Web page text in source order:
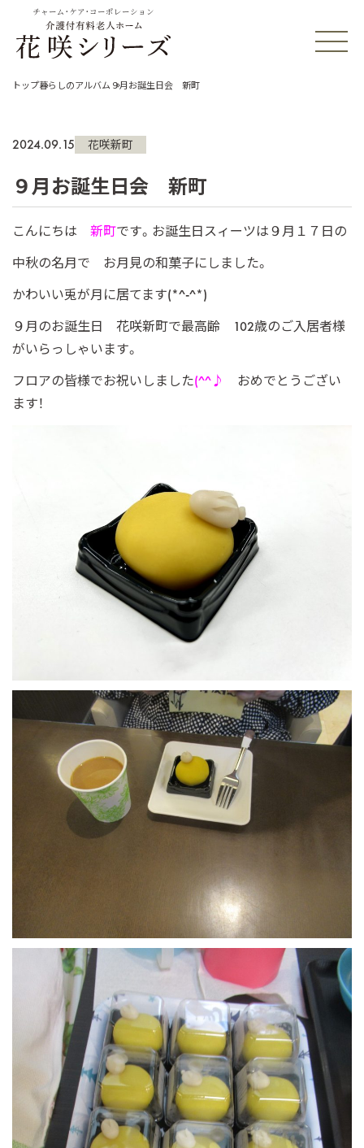
チャーム・ケア・コーポレーション
トップ暮らしのアルバム ９月お誕生日会 新町
2024.09.15 花咲新町
９月お誕生日会 新町
こんにちは 新町です。お誕生日スィーツは９月１７日の
中秋の名月で お月見の和菓子にしました。
かわいい兎が月に居てます(*^-^*)
９月のお誕生日 花咲新町で最高齢 102歳のご入居者様
がいらっしゃいます。
フロアの皆様でお祝いしました(^^♪
おめでとうござい
ます！